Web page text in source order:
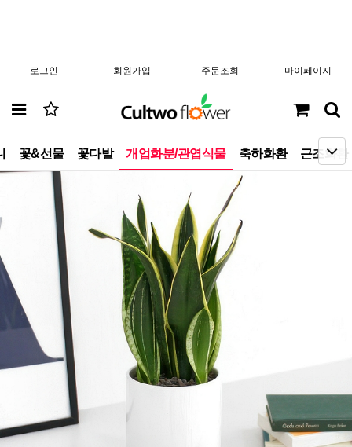
로그인 회원가입 주문조회 마이페이지
꽃&선물 꽃다발 개업화분/관엽식물 축하화환 근조화환